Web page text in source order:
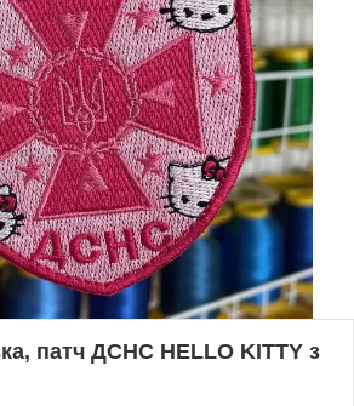
патч ДСНС HELLO KITTY з